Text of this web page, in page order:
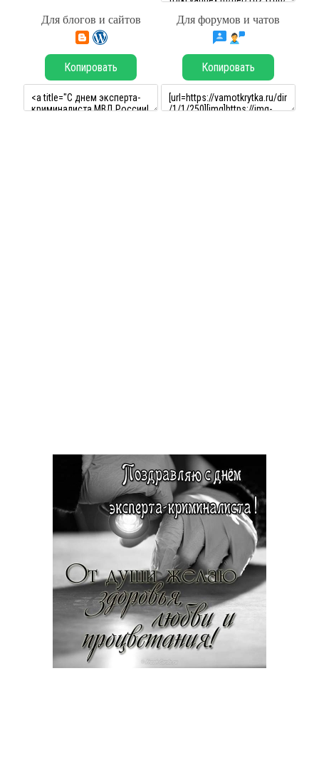
Для блогов и сайтов Для форумов и чатов
Копировать Копировать